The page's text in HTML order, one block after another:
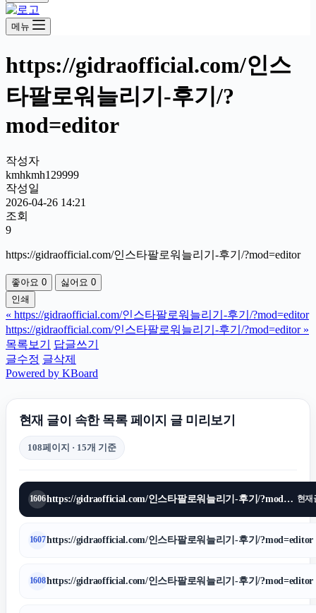
메뉴
https://gidraofficial.com/인스
타팔로워늘리기-후기/?
mod=editor
작성자
kmhkmh129999
작성일
2026-04-26 14:21
조회
9
https://gidraofficial.com/인스타팔로워늘리기-후기/?mod=editor
좋아요 0 싫어요 0
인쇄
« https://gidraofficial.com/인스타팔로워늘리기-후기/?mod=editor
https://gidraofficial.com/인스타팔로워늘리기-후기/?mod=editor »
목록보기
답글쓰기
글수정 글삭제
Powered by KBoard
현재 글이 속한 목록 페이지 글 미리보기
108페이지 · 15개 기준
1606 https://gidraofficial.com/인스타팔로워늘리기-후기/?mod=editor 현재
1607https://gidraofficial.com/인스타팔로워늘리기-후기/?mod=editor
1608https://gidraofficial.com/인스타팔로워늘리기-후기/?mod=editor